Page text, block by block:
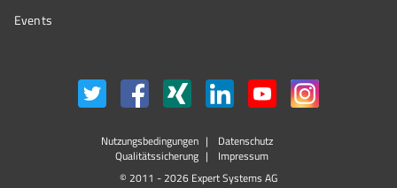
Events
Nutzungsbedingungen
Datenschutz
Qualitätssicherung
Impressum
© 2011 - 2026 Expert Systems AG